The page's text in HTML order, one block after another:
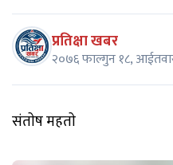
प्रतिक्षा खबर
२०७६ फाल्गुन १८,
संताेष महताे